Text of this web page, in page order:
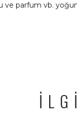
ve parfum vb.